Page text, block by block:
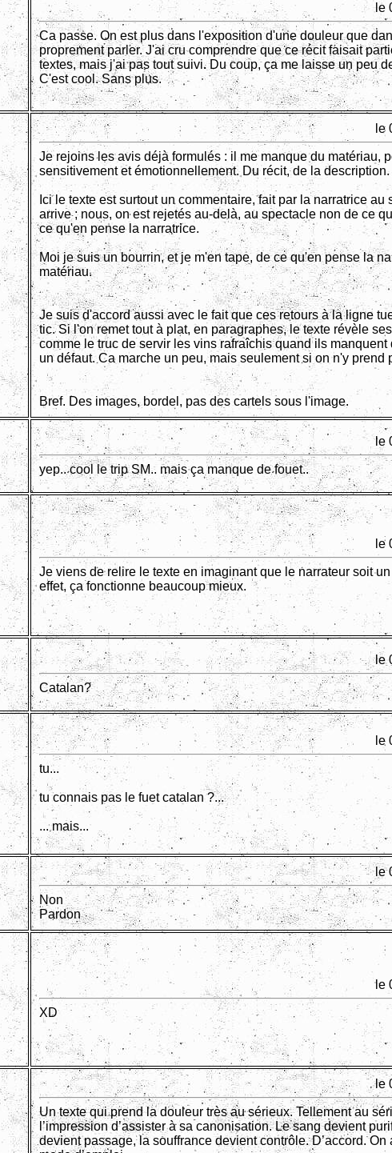
le
Ca passe. On est plus dans l'exposition d'une douleur que
proprement parler. J'ai cru comprendre que ce récit faisait
textes, mais j'ai pas tout suivi. Du coup, ça me laisse un peu
C'est cool. Sans plus.
le
Je rejoins les avis déjà formulés : il me manque du matériau,
sensitivement et émotionnellement. Du récit, de la description.
Ici le texte est surtout un commentaire, fait par la narratrice au
arrive ; nous, on est rejetés au-delà, au spectacle non de ce
ce qu'en pense la narratrice.
Moi je suis un bourrin, et je m'en tape, de ce qu'en pense la
matériau.
Je suis d'accord aussi avec le fait que ces retours à la ligne
tic. Si l'on remet tout à plat, en paragraphes, le texte révèle
comme le truc de servir les vins rafraîchis quand ils
un défaut. Ca marche un peu, mais seulement si on n'y prend
Bref. Des images, bordel, pas des cartels sous l'image.
le
yep.. cool le trip SM.. mais ça manque de fouet..
le
Je viens de relire le texte en imaginant que le narrateur soit
effet, ça fonctionne beaucoup mieux.
le
Catalan?
le
tu...
tu connais pas le fuet catalan ?...
... mais...
le
Non
Pardon
le
XD
le
Un texte qui prend la douleur très au sérieux. Tellement au
l’impression d’assister à sa canonisation. Le sang devient
devient passage, la souffrance devient contrôle. D’accord.